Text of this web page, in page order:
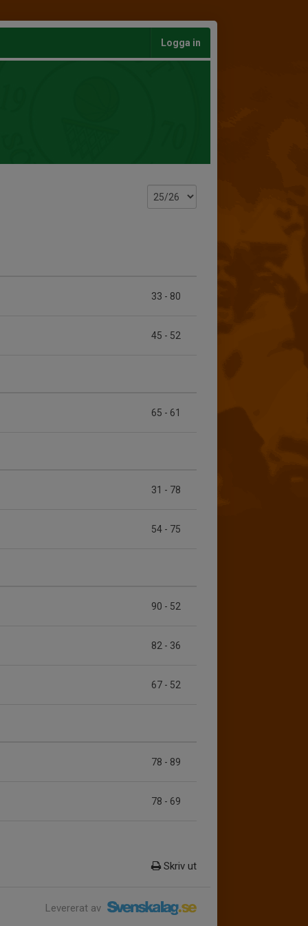
Logga in
33 - 80
45 - 52
65 - 61
31 - 78
54 - 75
90 - 52
82 - 36
67 - 52
78 - 89
78 - 69
Skriv ut
Levererat av